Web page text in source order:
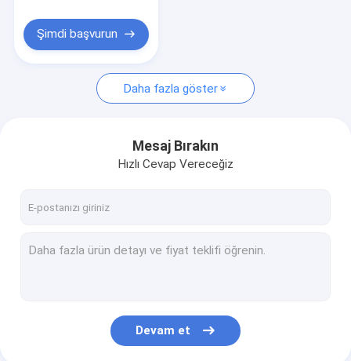
Şimdi başvurun
Daha fazla göster
Mesaj Bırakın
Hızlı Cevap Vereceğiz
Devam et